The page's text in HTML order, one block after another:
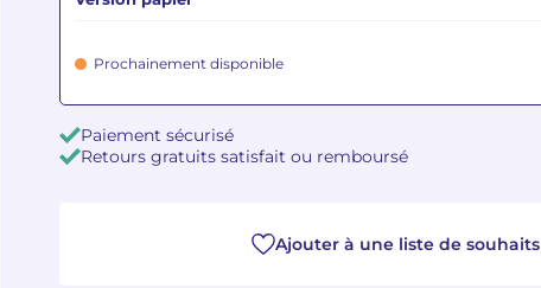
Prochainement disponible
Paiement sécurisé
Retours gratuits satisfait ou remboursé
Ajouter à une liste de souhaits